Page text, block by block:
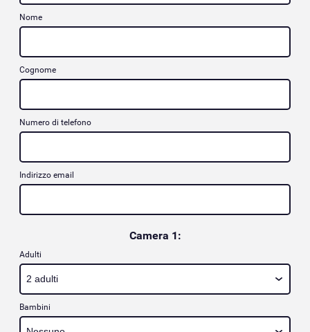
Nome
Cognome
Numero di telefono
Indirizzo email
Camera 1:
Adulti
Bambini